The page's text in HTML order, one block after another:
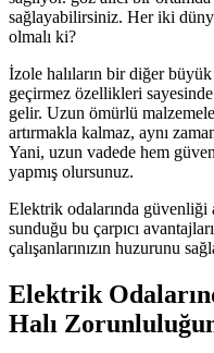
sağlayabilirsiniz. Her iki
olmalı ki?
İzole halıların bir diğer büyük
geçirmez özellikleri
gelir. Uzun ömürlü
artırmakla kalmaz, aynı
Yani, uzun vadede hem
yapmış olursunuz.
Elektrik odalarında güvenliği
sunduğu bu çarpıcı
çalışanlarınızın huzurunu
Elektrik
Halı